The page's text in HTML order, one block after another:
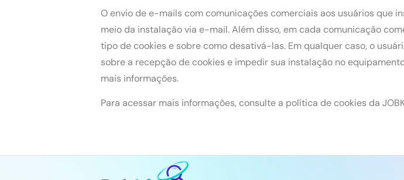
O envio de e-mails com comunicações comerciais aos usuários que
meio da instalação via e-mail. Além disso, em cada comunicação
tipo de cookies e sobre como desativá-las. Em qualquer caso, o
sobre a recepção de cookies e impedir sua instalação no
mais informações.
Para acessar mais informações, consulte a política de cookies da